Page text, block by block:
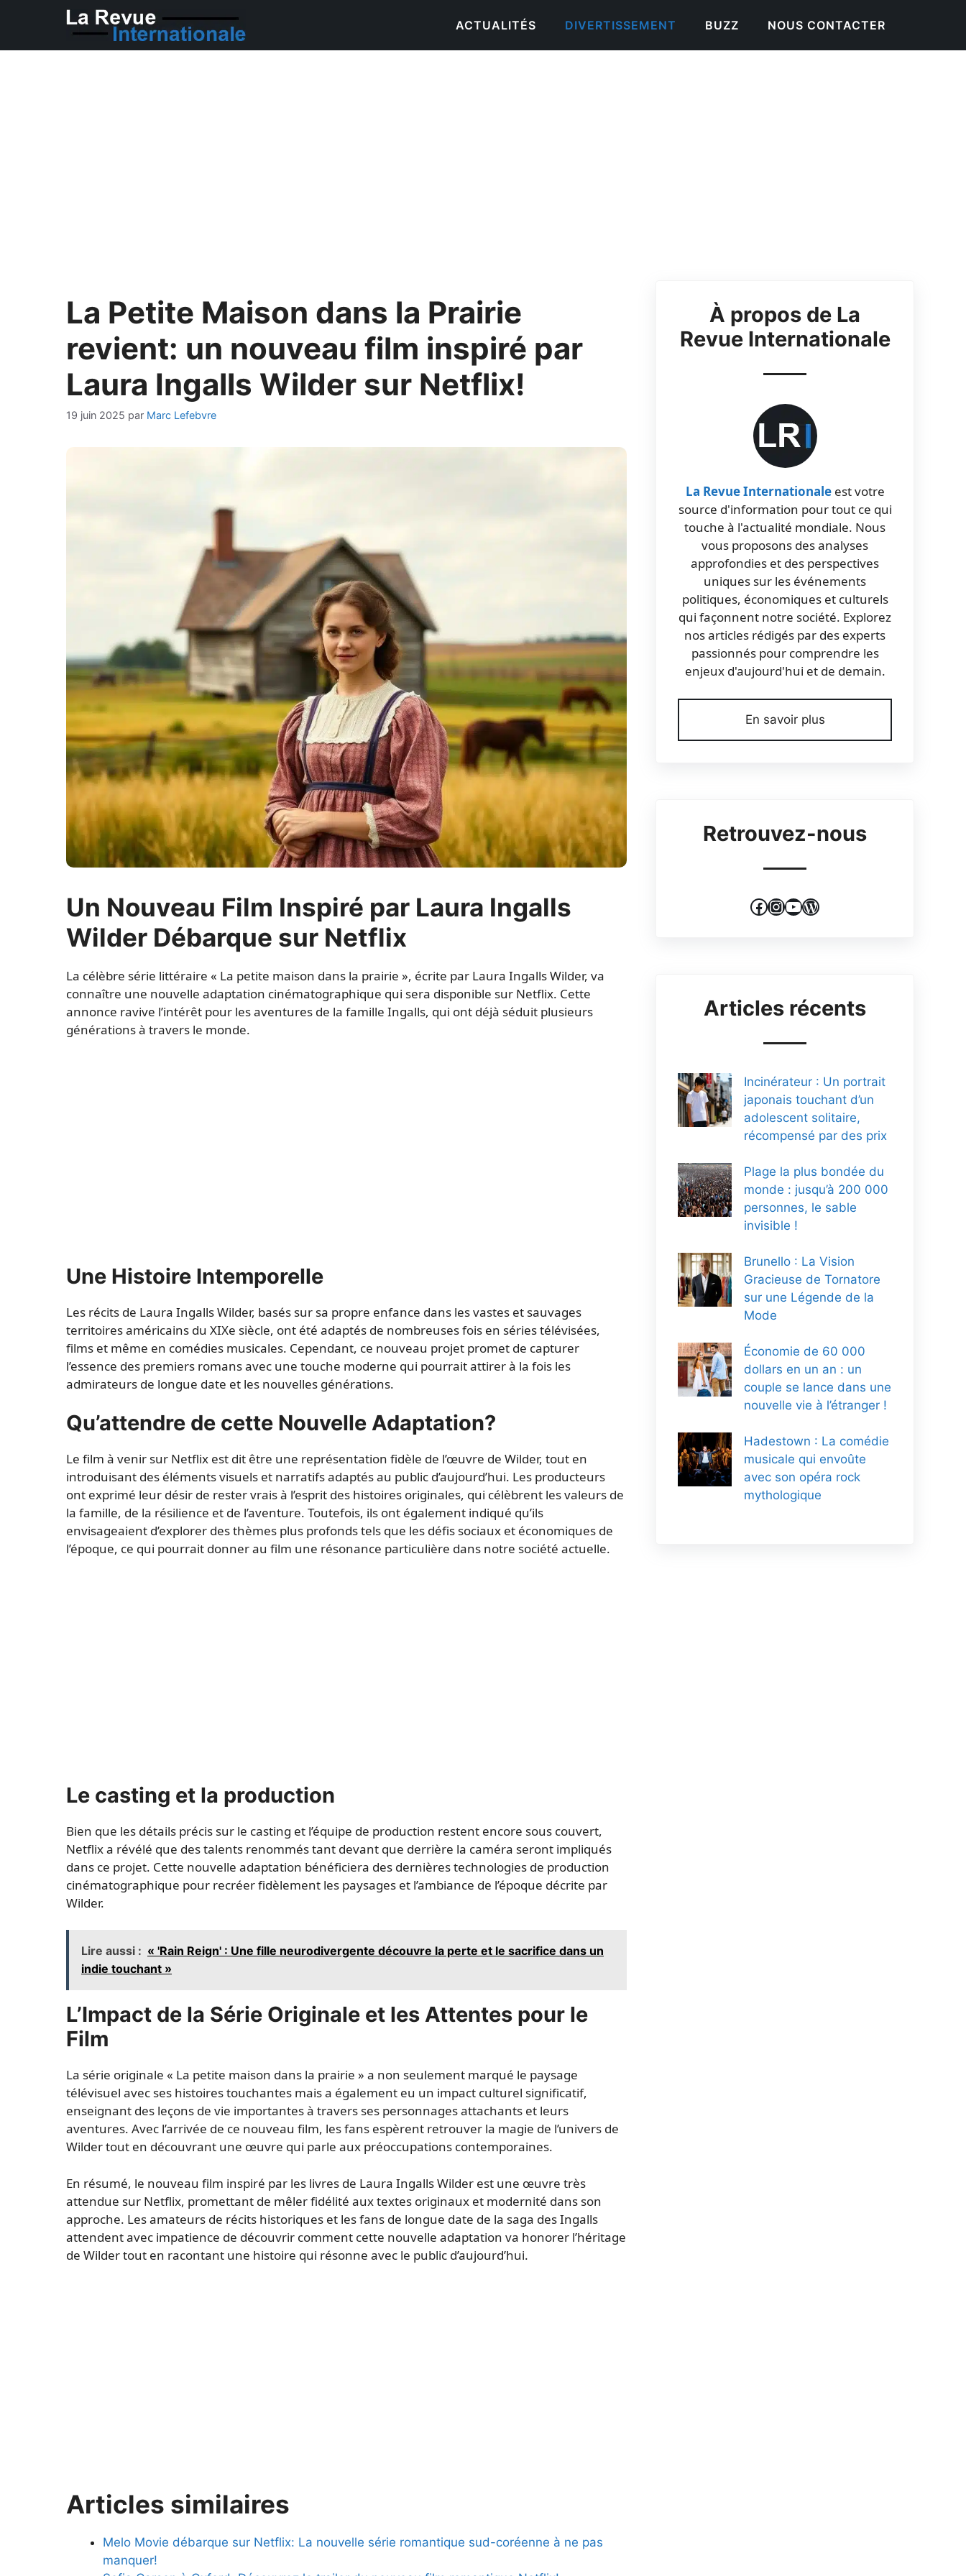
ACTUALITÉS DIVERTISSEMENT BUZZ NOUS CONTACTER
La Petite Maison dans la Prairie
revient: un nouveau film inspiré par
Laura Ingalls Wilder sur Netflix!
19 juin 2025 par Marc Lefebvre
Un Nouveau Film Inspiré par Laura Ingalls
Wilder Débarque sur Netflix
La célèbre série littéraire « La petite maison dans la prairie », écrite par Laura Ingalls Wilder, va
connaître une nouvelle adaptation cinématographique qui sera disponible sur Netflix. Cette
annonce ravive l’intérêt pour les aventures de la famille Ingalls, qui ont déjà séduit plusieurs
générations à travers le monde.
Une Histoire Intemporelle
Les récits de Laura Ingalls Wilder, basés sur sa propre enfance dans les vastes et sauvages
territoires américains du XIXe siècle, ont été adaptés de nombreuses fois en séries télévisées,
films et même en comédies musicales. Cependant, ce nouveau projet promet de capturer
l’essence des premiers romans avec une touche moderne qui pourrait attirer à la fois les
admirateurs de longue date et les nouvelles générations.
Qu’attendre de cette Nouvelle Adaptation?
Le film à venir sur Netflix est dit être une représentation fidèle de l’œuvre de Wilder, tout en
introduisant des éléments visuels et narratifs adaptés au public d’aujourd’hui. Les producteurs
ont exprimé leur désir de rester vrais à l’esprit des histoires originales, qui célèbrent les valeurs de
la famille, de la résilience et de l’aventure. Toutefois, ils ont également indiqué qu’ils
envisageaient d’explorer des thèmes plus profonds tels que les défis sociaux et économiques de
l’époque, ce qui pourrait donner au film une résonance particulière dans notre société actuelle.
Le casting et la production
Bien que les détails précis sur le casting et l’équipe de production restent encore sous couvert,
Netflix a révélé que des talents renommés tant devant que derrière la caméra seront impliqués
dans ce projet. Cette nouvelle adaptation bénéficiera des dernières technologies de production
cinématographique pour recréer fidèlement les paysages et l’ambiance de l’époque décrite par
Wilder.
Lire aussi : « 'Rain Reign' : Une fille neurodivergente découvre la perte et le sacrifice dans un
indie touchant »
L’Impact de la Série Originale et les Attentes pour le
Film
La série originale « La petite maison dans la prairie » a non seulement marqué le paysage
télévisuel avec ses histoires touchantes mais a également eu un impact culturel significatif,
enseignant des leçons de vie importantes à travers ses personnages attachants et leurs
aventures. Avec l’arrivée de ce nouveau film, les fans espèrent retrouver la magie de l’univers de
Wilder tout en découvrant une œuvre qui parle aux préoccupations contemporaines.
En résumé, le nouveau film inspiré par les livres de Laura Ingalls Wilder est une œuvre très
attendue sur Netflix, promettant de mêler fidélité aux textes originaux et modernité dans son
approche. Les amateurs de récits historiques et les fans de longue date de la saga des Ingalls
attendent avec impatience de découvrir comment cette nouvelle adaptation va honorer l’héritage
de Wilder tout en racontant une histoire qui résonne avec le public d’aujourd’hui.
Articles similaires
Melo Movie débarque sur Netflix: La nouvelle série romantique sud-coréenne à ne pas
manquer!
À propos de La
Revue Internationale
La Revue Internationaleest votre
source d'information pour tout ce qui
touche à l'actualité mondiale. Nous
vous proposons des analyses
approfondies et des perspectives
uniques sur les événements
politiques, économiques et culturels
qui façonnent notre société. Explorez
nos articles rédigés par des experts
passionnés pour comprendre les
enjeux d'aujourd'hui et de demain.
En savoir plus
Retrouvez-nous
Facebook
Instagram
YouTube
WordPress
Articles récents
Incinérateur : Un portrait
japonais touchant d’un
adolescent solitaire,
récompensé par des prix
Plage la plus bondée du
monde : jusqu’à 200 000
personnes, le sable
invisible !
Brunello : La Vision
Gracieuse de Tornatore
sur une Légende de la
Mode
Économie de 60 000
dollars en un an : un
couple se lance dans une
nouvelle vie à l’étranger !
Hadestown : La comédie
musicale qui envoûte
avec son opéra rock
mythologique